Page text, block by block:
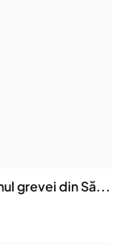
grevei din Să...